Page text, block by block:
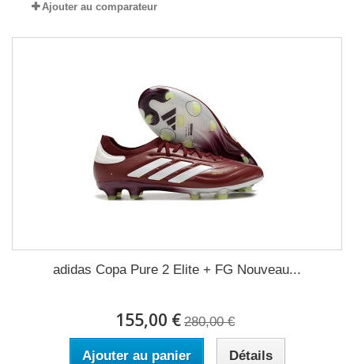
Ajouter au comparateur
adidas Copa Pure 2 Elite + FG Nouveau...
155,00 € 280,00 €
Ajouter au panier Détails